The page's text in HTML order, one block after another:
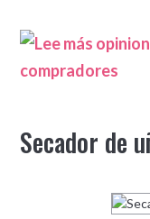
compradores
Secador de